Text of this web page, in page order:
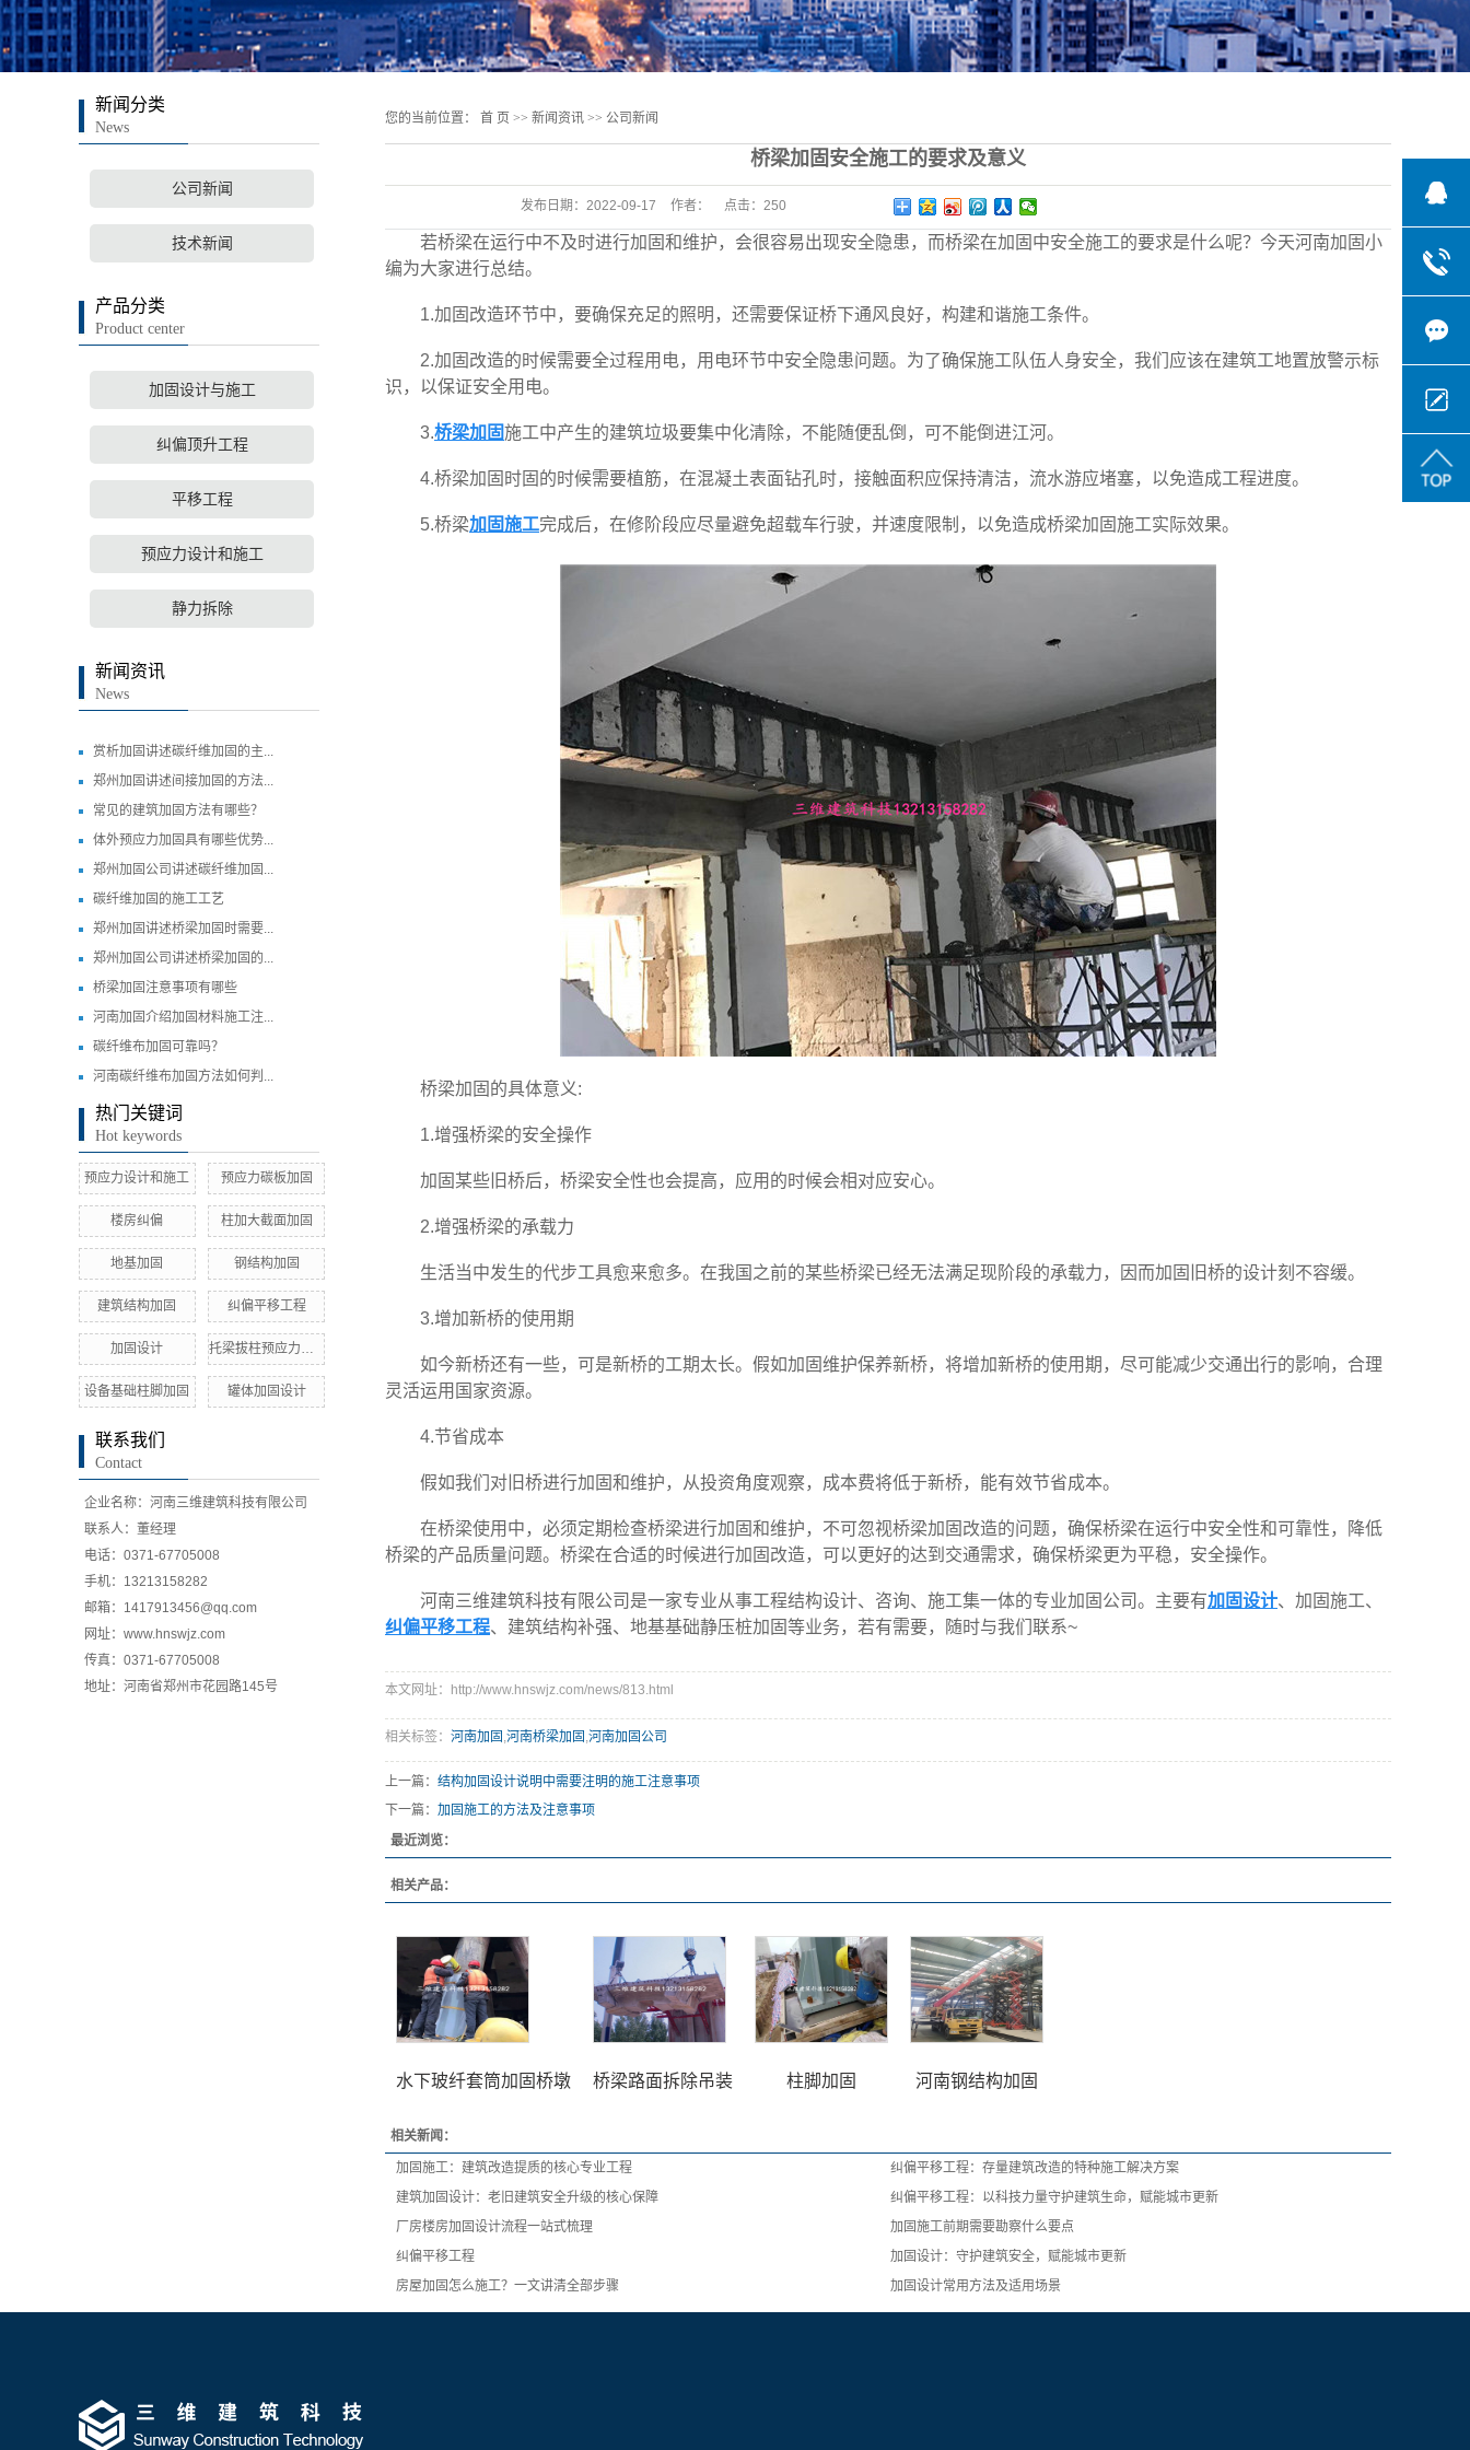
新闻分类
News
公司新闻
技术新闻
产品分类
Product center
加固设计与施工
纠偏顶升工程
平移工程
预应力设计和施工
静力拆除
新闻资讯
News
赏析加固讲述碳纤维加固的主...
郑州加固讲述间接加固的方法...
常见的建筑加固方法有哪些？
体外预应力加固具有哪些优势...
郑州加固公司讲述碳纤维加固...
碳纤维加固的施工工艺
郑州加固讲述桥梁加固时需要...
郑州加固公司讲述桥梁加固的...
桥梁加固注意事项有哪些
河南加固介绍加固材料施工注...
碳纤维布加固可靠吗？
河南碳纤维布加固方法如何判...
热门关键词
Hot keywords
预应力设计和施工 预应力碳板加固
楼房纠偏 柱加大截面加固
地基加固 钢结构加固
建筑结构加固 纠偏平移工程
加固设计 托梁拔柱预应力加固
设备基础柱脚加固 罐体加固设计
联系我们
Contact
企业名称：河南三维建筑科技有限公司
联系人：董经理
电话：0371-67705008
手机：13213158282
邮箱：1417913456@qq.com
网址：www.hnswjz.com
传真：0371-67705008
地址：河南省郑州市花园路145号
您的当前位置： 首 页 >> 新闻资讯 >> 公司新闻
桥梁加固安全施工的要求及意义
发布日期： 2022-09-17 作者： 点击： 250
若桥梁在运行中不及时进行加固和维护，会很容易出现安全隐患，而桥梁在加固中安全施工的要求是什么呢？今天河南加固小
编为大家进行总结。
1.加固改造环节中，要确保充足的照明，还需要保证桥下通风良好，构建和谐施工条件。
2.加固改造的时候需要全过程用电，用电环节中安全隐患问题。为了确保施工队伍人身安全，我们应该在建筑工地置放警示标
识，以保证安全用电。
3.桥梁加固施工中产生的建筑垃圾要集中化清除，不能随便乱倒，可不能倒进江河。
4.桥梁加固时固的时候需要植筋，在混凝土表面钻孔时，接触面积应保持清洁，流水游应堵塞，以免造成工程进度。
5.桥梁加固施工完成后，在修阶段应尽量避免超载车行驶，并速度限制，以免造成桥梁加固施工实际效果。
桥梁加固的具体意义:
1.增强桥梁的安全操作
加固某些旧桥后，桥梁安全性也会提高，应用的时候会相对应安心。
2.增强桥梁的承载力
生活当中发生的代步工具愈来愈多。在我国之前的某些桥梁已经无法满足现阶段的承载力，因而加固旧桥的设计刻不容缓。
3.增加新桥的使用期
如今新桥还有一些，可是新桥的工期太长。假如加固维护保养新桥，将增加新桥的使用期，尽可能减少交通出行的影响，合理
灵活运用国家资源。
4.节省成本
假如我们对旧桥进行加固和维护，从投资角度观察，成本费将低于新桥，能有效节省成本。
在桥梁使用中，必须定期检查桥梁进行加固和维护，不可忽视桥梁加固改造的问题，确保桥梁在运行中安全性和可靠性，降低
桥梁的产品质量问题。桥梁在合适的时候进行加固改造，可以更好的达到交通需求，确保桥梁更为平稳，安全操作。
河南三维建筑科技有限公司是一家专业从事工程结构设计、咨询、施工集一体的专业加固公司。主要有加固设计、加固施工、
纠偏平移工程、建筑结构补强、地基基础静压桩加固等业务，若有需要，随时与我们联系~
本文网址：http://www.hnswjz.com/news/813.html
相关标签： 河南加固 ,河南桥梁加固 ,河南加固公司
上一篇： 结构加固设计说明中需要注明的施工注意事项
下一篇： 加固施工的方法及注意事项
最近浏览：
相关产品：
水下玻纤套筒加固桥墩 桥梁路面拆除吊装 柱脚加固 河南钢结构加固
相关新闻：
加固施工：建筑改造提质的核心专业工程
纠偏平移工程：存量建筑改造的特种施工解决方案
建筑加固设计：老旧建筑安全升级的核心保障
纠偏平移工程：以科技力量守护建筑生命，赋能城市更新
厂房楼房加固设计流程一站式梳理
加固施工前期需要勘察什么要点
纠偏平移工程
加固设计：守护建筑安全，赋能城市更新
房屋加固怎么施工？一文讲清全部步骤
加固设计常用方法及适用场景